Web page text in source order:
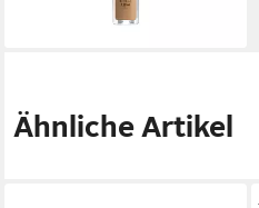
lieferbar in 3 Wochen
Ähnliche Artikel